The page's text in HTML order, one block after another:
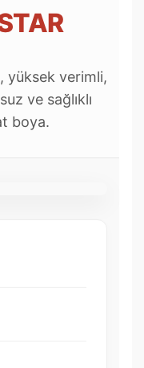
yüksek verimli,
ve sağlıklı
boya.